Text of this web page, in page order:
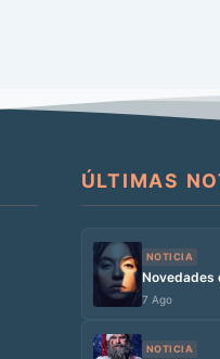
ÚLTIMAS
NOTICIA
Novedades
7 Ago
NOTICIA